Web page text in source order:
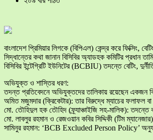
​বাংলাদেশ প্রিমিয়ার লিগকে (বিপিএল) কেন্দ্র করে ফিক্সিং,
সিদ্ধান্তের কথা জানান বিসিবির অ্যাডহক কমিটির প্রধান
​বিসিবির ইন্টেগ্রিটি ইউনিটের (BCBIU) তদন্তে বেটিং,
​অভিযুক্ত ও শাস্তির ধরণ:
​তদন্ত প্রতিবেদনে অভিযুক্তদের তালিকায় রয়েছেন একজন
​অমিত মজুমদার (ক্রিকেটার): তার বিরুদ্ধে ম্যাচের ফলাফল
​মো. তৌহিদুল হক তৌহিদ (ফ্র্যাঞ্চাইজি সহ-মালিক): তদন্তে
​মো. লাবলুর রহমান ও রেজওয়ান কবির সিদ্দিকী (টিম
​সামিনুর রহমান: ‘BCB Excluded Person Policy’ অনুযায়ী